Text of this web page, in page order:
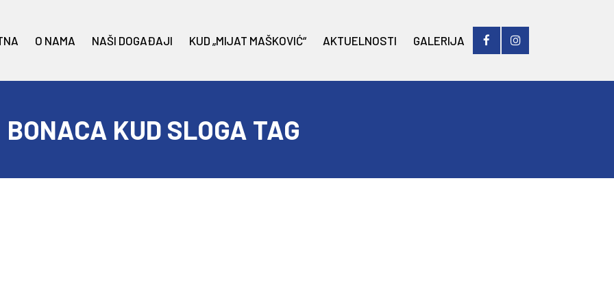
O NAMA NAŠI DOGAĐAJI KUD „MIJAT MAŠKOVIĆ“ AKTUELNOSTI GALERIJA
BONACA KUD SLOGA TAG